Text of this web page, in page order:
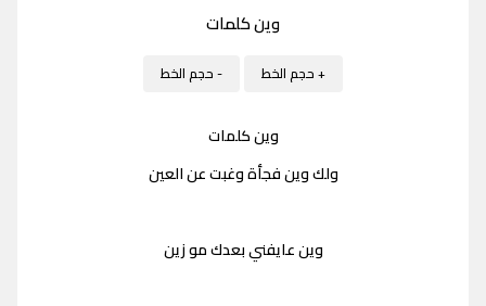
وين كلمات
+ حجم الخط - حجم الخط
وين كلمات
ولك وين فجأة وغبت عن العين
وين عايفني بعدك مو زين